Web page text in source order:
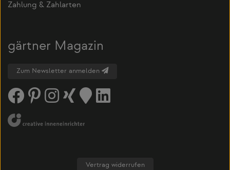
Zahlung & Zahlarten
gärtner Magazin
Zum Newsletter anmelden
Vertrag widerrufen